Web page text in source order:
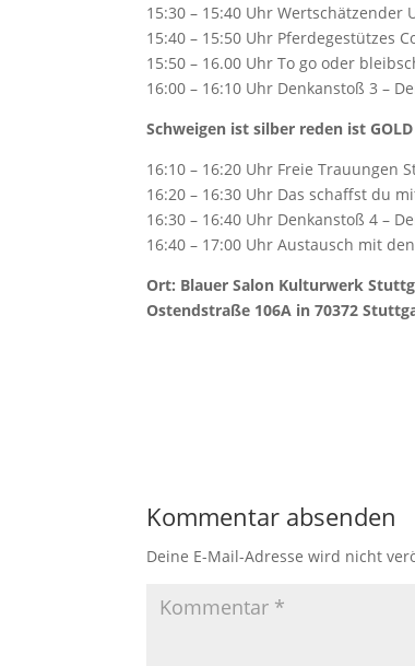
15:30 – 15:40 Uhr Wertschätzender
15:40 – 15:50 Uhr Pferdegestützes
15:50 – 16.00 Uhr To go oder
16:00 – 16:10 Uhr Denkanstoß 3 –
Schweigen ist silber reden ist GOLD
16:10 – 16:20 Uhr Freie Trauungen
16:20 – 16:30 Uhr Das schaffst du
16:30 – 16:40 Uhr Denkanstoß 4 –
16:40 – 17:00 Uhr Austausch mit
Ort: Blauer Salon Kulturwerk
Ostendstraße 106A in 70372
Kommentar absenden
Deine E-Mail-Adresse wird nicht